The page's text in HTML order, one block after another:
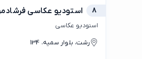
8 استودیو عکاسی
استودیو عکاسی
رشت، بلوار سمیه، 134